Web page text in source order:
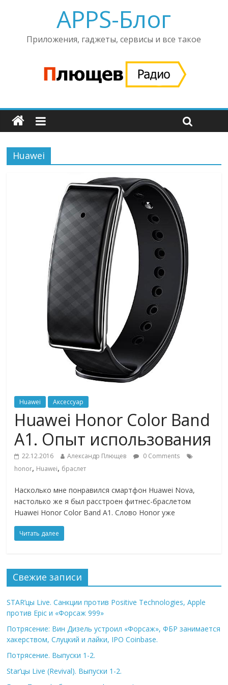
APPS-Блог
Приложения, гаджеты, сервисы и все такое
Huawei
Huawei Аксессуар
Huawei Honor Color Band
A1. Опыт использования
22.12.2016 Александр Плющев
0 Comments
honor, Huawei, браслет
Насколько мне понравился смартфон Huawei Nova,
настолько же я был расстроен фитнес-браслетом
Huawei Honor Color Band A1. Слово Honor уже
Читать далее
Свежие записи
STAR’цы Live. Санкции против Positive Technologies, Apple
против Epic и «Форсаж 999»
Потрясение: Вин Дизель устроил «Форсаж», ФБР занимается
хакерством, Слуцкий и лайки, IPO Coinbase.
Потрясение. Выпуски 1-2.
Star’цы Live (Revival). Выпуски 1-2.